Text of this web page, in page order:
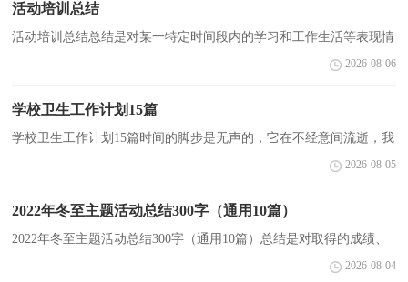
活动培训总结
活动培训总结总结是对某一特定时间段内的学习和工作生活等表现情
况加以回顾和分析的一种书面材料，它可以帮助我们总结以往思想，
2026-08-06
学校卫生工作计划15篇
学校卫生工作计划15篇时间的脚步是无声的，它在不经意间流逝，我
们的工作又将在忙碌中充实着，在喜悦中收获着，做好计划，让自己
2026-08-05
2022年冬至主题活动总结300字（通用10篇）
2022年冬至主题活动总结300字（通用10篇）总结是对取得的成绩、
存在的问题及得到的经验和教训等方面情况进行评价与描述的一种书
2026-08-04